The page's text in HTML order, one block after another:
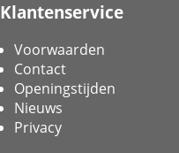
Klantenservice
Voorwaarden
Contact
Openingstijden
Nieuws
Privacy